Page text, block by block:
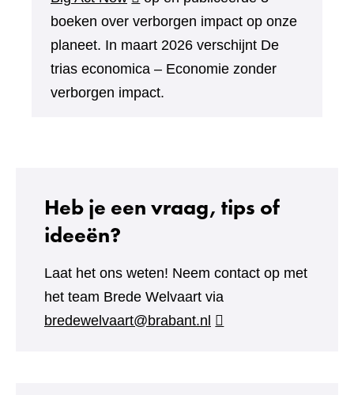
naar
een
andere
website)
boeken over verborgen impact op onze
planeet. In maart 2026 verschijnt De
trias economica – Economie zonder
verborgen impact.
Heb je een vraag, tips of
ideeën?
Laat het ons weten! Neem contact op met
het team Brede Welvaart via
bredewelvaart@brabant.nl